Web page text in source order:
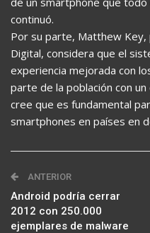
continuó.
Por su parte, Matthew Key,
Digital, considera que el
experiencia mejorada con
parte de la población con un
cree que es fundamental
smartphones en países en
ANTERIOR
Android podría cerrar
2012 con 250.000
ejemplares de malware